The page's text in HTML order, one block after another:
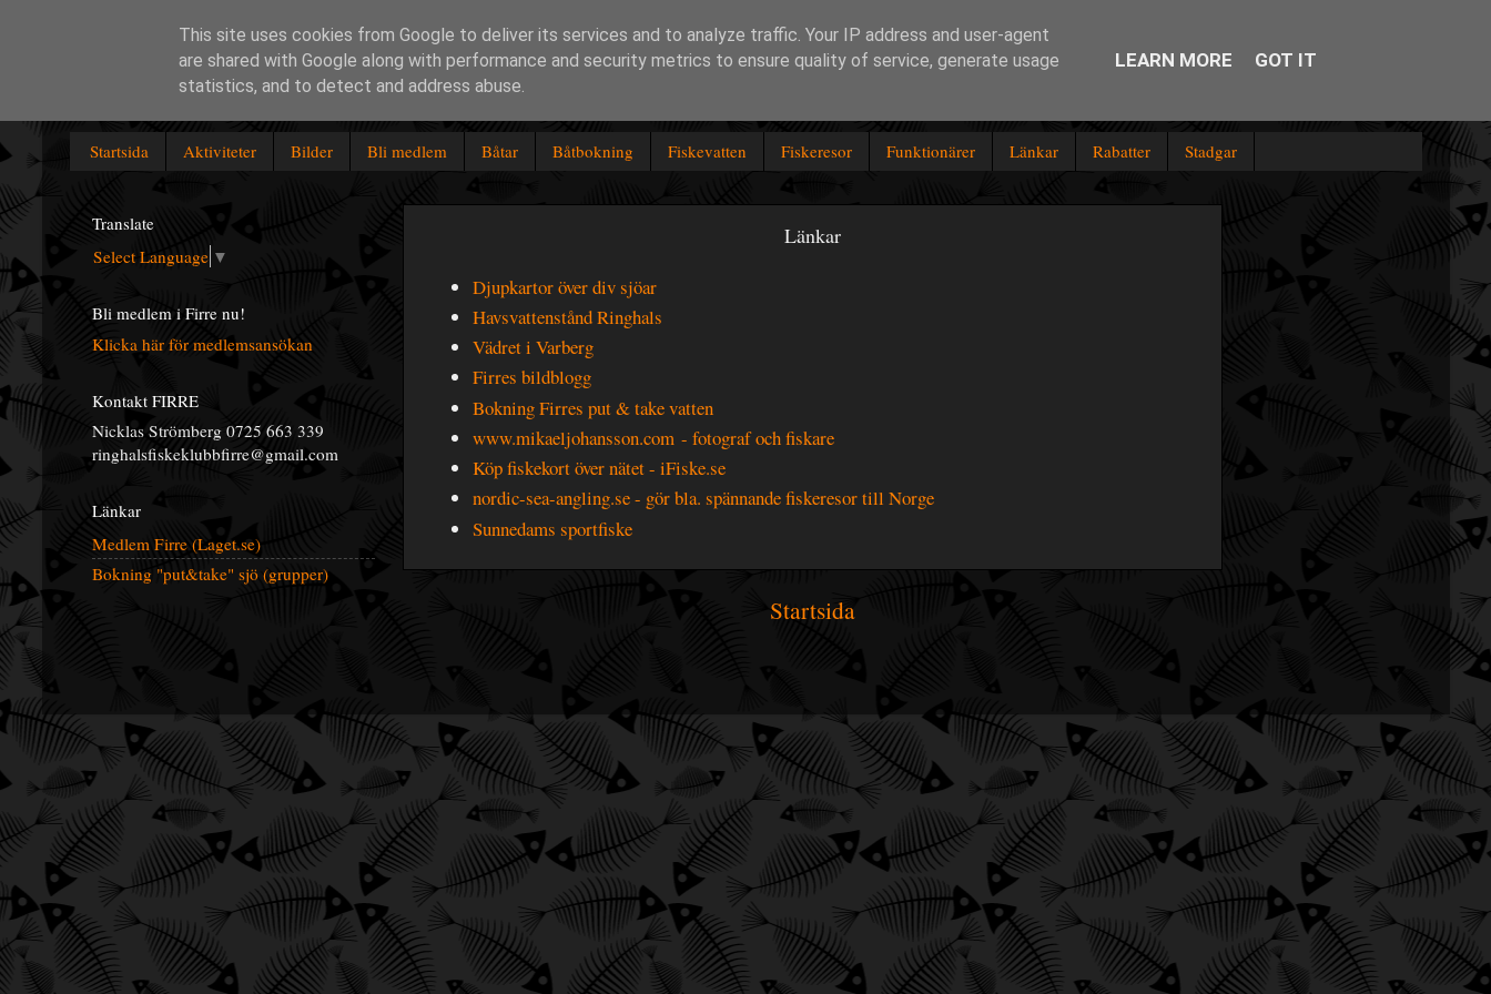
Ringhals fiskeklubb Firre
Startsida Aktiviteter Bilder Bli medlem Båtar Båtbokning Fiskevatten Fiskeresor Funktionärer Länkar Rabatter Stadgar
Länkar
Djupkartor över div sjöar
Havsvattenstånd Ringhals
Vädret i Varberg
Firres bildblogg
Bokning Firres put & take vatten
www.mikaeljohansson.com - fotograf och fiskare
Köp fiskekort över nätet - iFiske.se
nordic-sea-angling.se - gör bla. spännande fiskeresor till Norge
Sunnedams sportfiske
Startsida
Translate
Select Language ▼
Bli medlem i Firre nu!
Klicka här för medlemsansökan
Kontakt FIRRE
Nicklas Strömberg 0725 663 339
ringhalsfiskeklubbfirre@gmail.com
Länkar
Medlem Firre (Laget.se)
Bokning "put&take" sjö (grupper)
This site uses cookies from Google to deliver its services and to analyze traffic. Your IP address and user-agent
are shared with Google along with performance and security metrics to ensure quality of service, generate usage
statistics, and to detect and address abuse.
LEARN MORE GOT IT